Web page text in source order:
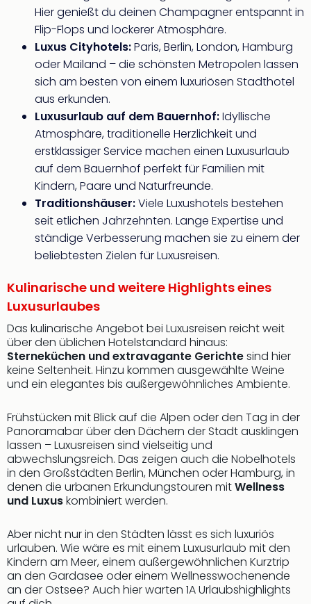
Hier genießt du deinen Champagner entspannt in
Flip-Flops und lockerer Atmosphäre.
Luxus Cityhotels:Paris, Berlin, London, Hamburg
oder Mailand – die schönsten Metropolen lassen
sich am besten von einem luxuriösen Stadthotel
aus erkunden.
Luxusurlaub auf dem Bauernhof:Idyllische
Atmosphäre, traditionelle Herzlichkeit und
erstklassiger Service machen einen Luxusurlaub
auf dem Bauernhof perfekt für Familien mit
Kindern, Paare und Naturfreunde.
Traditionshäuser:Viele Luxushotels bestehen
seit etlichen Jahrzehnten. Lange Expertise und
ständige Verbesserung machen sie zu einem der
beliebtesten Zielen für Luxusreisen.
Kulinarische und weitere Highlights eines
Luxusurlaubes
Das kulinarische Angebot bei Luxusreisen reicht weit
über den üblichen Hotelstandard hinaus:
Sterneküchen und extravagante Gerichtesind hier
keine Seltenheit. Hinzu kommen ausgewählte Weine
und ein elegantes bis außergewöhnliches Ambiente.
Frühstücken mit Blick auf die Alpen oder den Tag in der
Panoramabar über den Dächern der Stadt ausklingen
lassen – Luxusreisen sind vielseitig und
abwechslungsreich. Das zeigen auch die Nobelhotels
in den Großstädten Berlin, München oder Hamburg, in
denen die urbanen Erkundungstouren mitWellness
und Luxuskombiniert werden.
Aber nicht nur in den Städten lässt es sich luxuriös
urlauben. Wie wäre es mit einem Luxusurlaub mit den
Kindern am Meer, einem außergewöhnlichen Kurztrip
an den Gardasee oder einem Wellnesswochenende
an der Ostsee? Auch hier warten 1A Urlaubshighlights